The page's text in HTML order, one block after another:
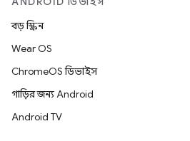
বড় স্ক্রিন
Wear OS
ChromeOS ডিভাইস
গাড়ির জন্য Android
Android TV